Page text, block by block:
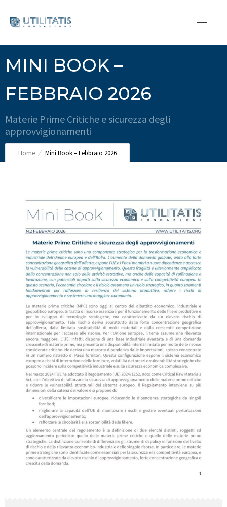
MINI BOOK –
FEBBRAIO 2026
Materie Prime Critiche e sicurezza degli
approvvigionamenti
Home Mini Book – Febbraio 2026